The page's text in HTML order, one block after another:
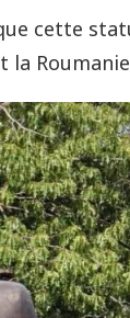
cette
la